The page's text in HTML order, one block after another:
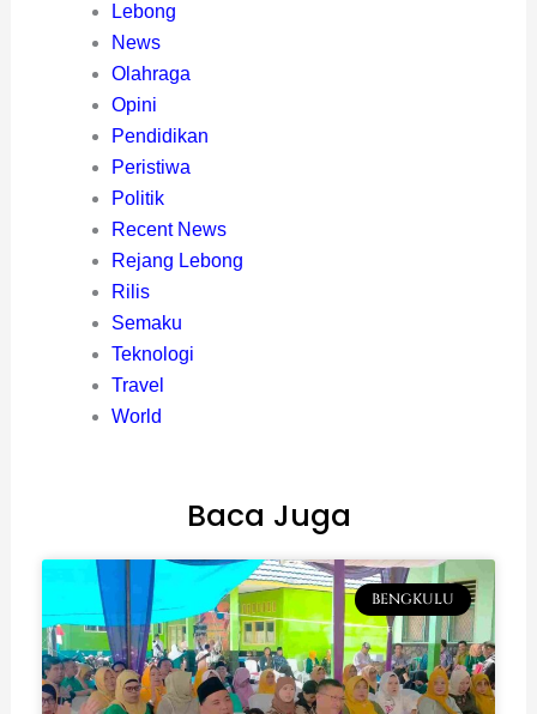
Lebong
News
Olahraga
Opini
Pendidikan
Peristiwa
Politik
Recent News
Rejang Lebong
Rilis
Semaku
Teknologi
Travel
World
Baca Juga
BENGKULU